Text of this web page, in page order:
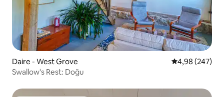
Daire - West Grove 5 üzerinden
4,98 (247)
Swallow's Rest: Doğu